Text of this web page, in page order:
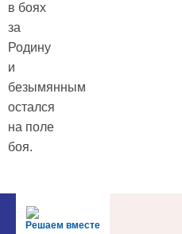
в боях
за
Родину
и
безымянным
остался
на поле
боя.
Решаем вместе